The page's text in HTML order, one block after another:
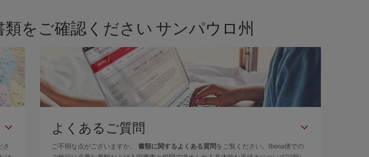
をご確認ください サンパウロ州
さ
よくあるご質問
ご不明な点がございますか。 書類に関するよくある質問 をご覧ください。Iberia便での